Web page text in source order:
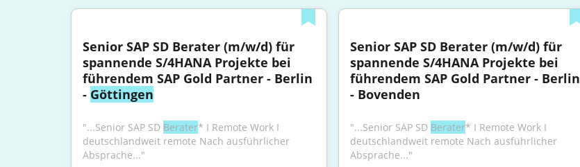
Senior SAP SD Berater (m/w/d) für
spannende S/4HANA Projekte bei
führendem SAP Gold Partner - Berlin
- Göttingen
"...Senior SAP SD Berater* I Remote Work I
deutschlandweit remote Nach ausführlicher
Absprache..."
Senior SAP SD Berater (m/w/d) für
spannende S/4HANA Projekte bei
führendem SAP Gold Partner - Berlin
- Bovenden
"...Senior SAP SD Berater* I Remote Work I
deutschlandweit remote Nach ausführlicher
Absprache..."